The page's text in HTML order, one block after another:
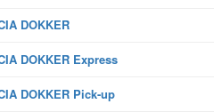
DOKKER
DOKKER Express
DOKKER Pick-up